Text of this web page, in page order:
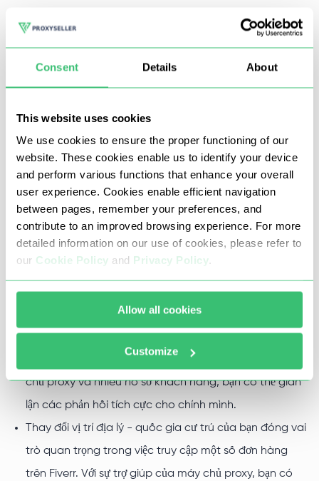
Consent Details About
This website uses cookies
We use cookies to ensure the proper functioning of our
website. These cookies enable us to identify your device
and perform various functions that enhance your overall
user experience. Cookies enable efficient navigation
between pages, remember your preferences, and
contribute to an improved browsing experience. For more
detailed information on our use of cookies, please refer to
our Cookie Policy and Privacy Policy.
Allow all cookies
Customize
Fiverr là một trang web làm việc tự do của Israel với các
công việc được trả lương cao. Tại đây bạn có thể thực hiện
hoặc đặt hàng các công việc liên quan đến viết bài, phiên
Sau nhiều khiếu nại về nền tảng trực tuyến này, công ty
đã đưa ra các quy tắc nghiêm ngặt liên quan đến tài
khoản.
Máy chủ proxy chất lượng cao cho phép bạn có được
Tài khoản đa ngành - bạn có thể tạo nhiều hồ sơ cho
cả người thực hiện và khách hàng.
Gian lận phản hồi - để nhận được nhiều đơn đặt hàng
hơn đã thanh toán, bạn cần có xếp hạng cao, nhờ máy
chủ proxy và nhiều hồ sơ khách hàng, bạn có thể gian
lận các phản hồi tích cực cho chính mình.
Thay đổi vị trí địa lý - quốc gia cư trú của bạn đóng vai
trò quan trọng trong việc truy cập một số đơn hàng
trên Fiverr. Với sự trợ giúp của máy chủ proxy, bạn có